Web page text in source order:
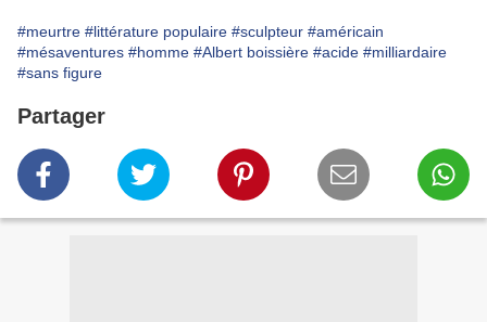
#meurtre #littérature populaire #sculpteur #américain
#mésaventures #homme #Albert boissière #acide #milliardaire
#sans figure
Partager